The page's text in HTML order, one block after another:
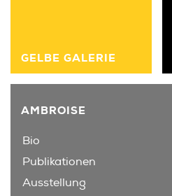
GELBE GALERIE
AMBROISE
Bio
Publikationen
Ausstellung